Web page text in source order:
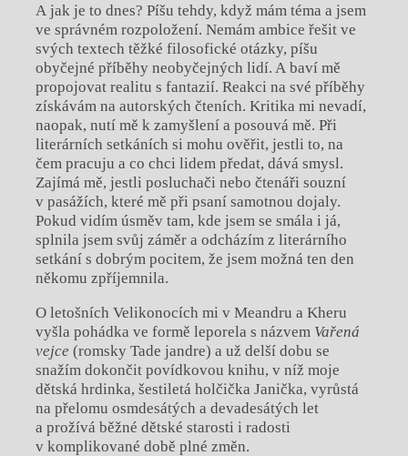
A jak je to dnes? Píšu tehdy, když mám téma a jsem
ve správném rozpoložení. Nemám ambice řešit ve
svých textech těžké filosofické otázky, píšu
obyčejné příběhy neobyčejných lidí. A baví mě
propojovat realitu s fantazií. Reakci na své příběhy
získávám na autorských čteních. Kritika mi nevadí,
naopak, nutí mě k zamyšlení a posouvá mě. Při
literárních setkáních si mohu ověřit, jestli to, na
čem pracuju a co chci lidem předat, dává smysl.
Zajímá mě, jestli posluchači nebo čtenáři souzní
v pasážích, které mě při psaní samotnou dojaly.
Pokud vidím úsměv tam, kde jsem se smála i já,
splnila jsem svůj záměr a odcházím z literárního
setkání s dobrým pocitem, že jsem možná ten den
někomu zpříjemnila.
O letošních Velikonocích mi v Meandru a Kheru
vyšla pohádka ve formě leporela s názvem Vařená
vejce (romsky Tade jandre) a už delší dobu se
snažím dokončit povídkovou knihu, v níž moje
dětská hrdinka, šestiletá holčička Janička, vyrůstá
na přelomu osmdesátých a devadesátých let
a prožívá běžné dětské starosti i radosti
v komplikované době plné změn.